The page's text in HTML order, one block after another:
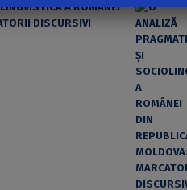
A ROMÂNEI
DISCURSIVI